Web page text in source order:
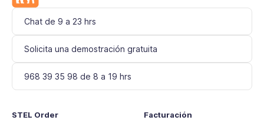
Chat de 9 a 23 hrs
Solicita una demostración gratuita
968 39 35 98 de 8 a 19 hrs
STEL Order Facturación